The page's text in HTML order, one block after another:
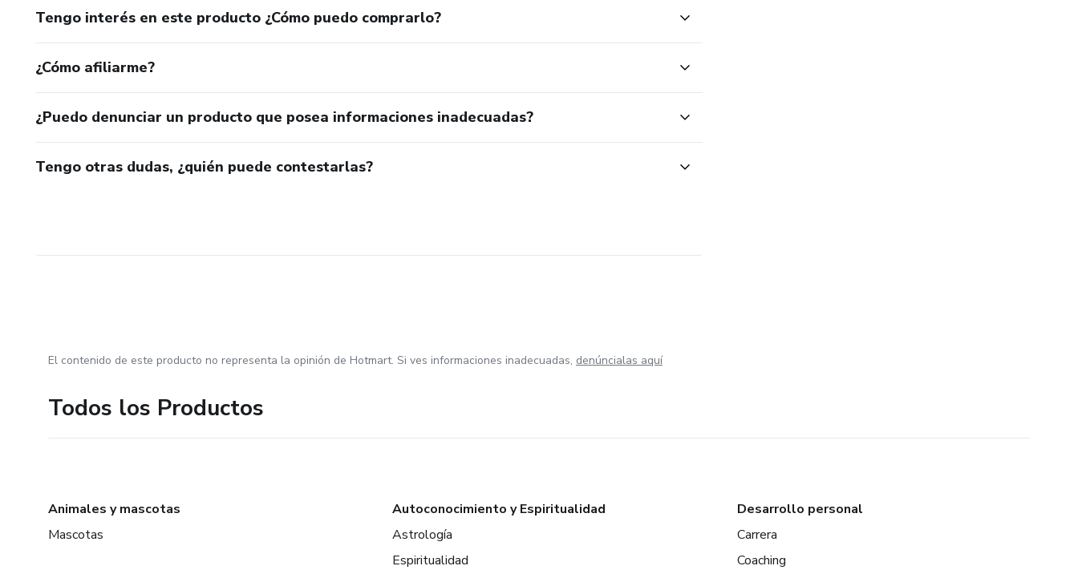
Tengo interés en este producto ¿Cómo puedo comprarlo?
¿Cómo afiliarme?
¿Puedo denunciar un producto que posea informaciones inadecuadas?
Tengo otras dudas, ¿quién puede contestarlas?
El contenido de este producto no representa la opinión de Hotmart. Si ves informaciones inadecuadas, denúncialas aquí
Todos los Productos
Animales y mascotas
Mascotas
Autoconocimiento y Espiritualidad
Astrología
Espiritualidad
Desarrollo personal
Carrera
Coaching